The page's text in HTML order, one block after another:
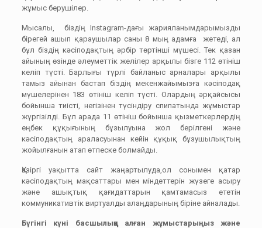
жұмыс берушілер.
Мысалы, біздің Instagram-дағы жарияланымдарымызды
бірегей ашып қараушылар саны 8 мың адамға жетеді, ал
бұл біздің кәсіподақтың әрбір төртінші мүшесі. Тек қазан
айының өзінде әлеуметтік желілер арқылы бізге 112 өтініш
келіп түсті. Барлығы түрлі байланыс арналары арқылы
тамыз айынан бастап біздің мекенжайымызға кәсіподақ
мүшелерінен 183 өтініш келіп түсті. Олардың әрқайсысы
бойынша тиісті, негізінен түсіндіру спипатында жұмыстар
жүргізілді. Бұл арада 11 өтініш бойынша қызметкерлердің
еңбек құқығының бұзылуына жол берілгені және
кәсіподақтың араласуынан кейін құқық бұзушылықтың
жойылғанын атап өтпеске болмайды.
Қазіргі уақытта сайт жаңартылуда,ол сонымен қатар
кәсіподақтың мақсаттары мен міндеттерін жүзеге асыру
және ашықтық қағидаттарын қамтамасыз ететін
коммуникативтік виртуалды алаңдарының біріне айналады.
Бүгінгі күні басшылыққа алған жұмыстарыңыз және